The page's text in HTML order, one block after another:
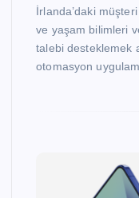
İrlanda’daki
ve yaşam bilimleri
talebi desteklemek
otomasyon